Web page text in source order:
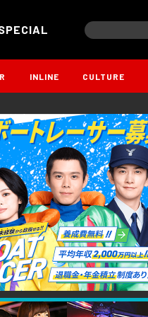
INLINE CULTURE